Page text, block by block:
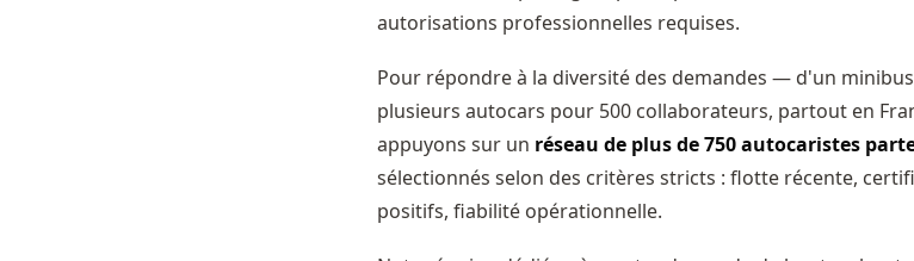
autorisations professionnelles requises.
Pour répondre à la diversité des demandes — d'un
plusieurs autocars pour 500 collaborateurs, partout en
appuyons sur un réseau de plus de 750 autocaristes
sélectionnés selon des critères stricts : flotte récente,
positifs, fiabilité opérationnelle.